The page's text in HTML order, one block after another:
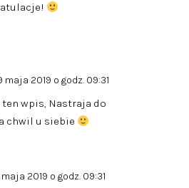
maja 2019 o godz. 09:31
ten wpis, Nastraja do
chwil u siebie
2019 o godz. 09:31